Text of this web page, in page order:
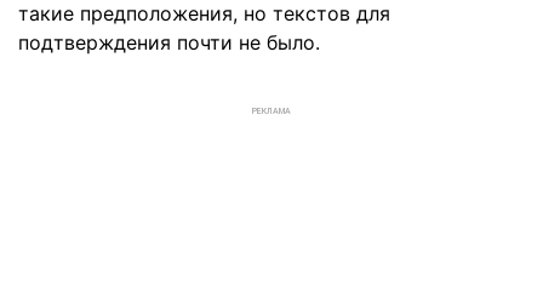
такие предположения, но текстов для
подтверждения почти не было.
РЕКЛАМА